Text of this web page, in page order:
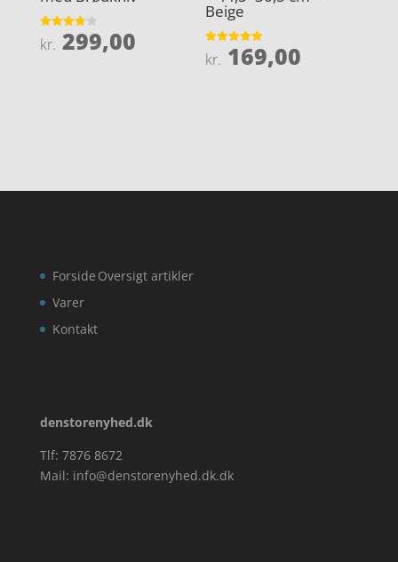
Vurderet
3.9
kr. 299,00
Beige
Vurderet
4.9
kr. 169,00
Forside
Varer
Kontakt
Oversigt artikler
denstorenyhed.dk
Tlf: 7876 8672
Mail: info@denstorenyhed.dk.dk